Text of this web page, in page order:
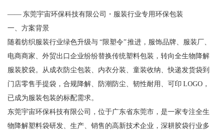
—— 东莞宇宙环保科技有限公司・服装行业专用环保包装
一、方案背景
随着纺织服装行业绿色升级与 “限塑令” 推进，服饰品牌、服装厂、
电商商家、外贸出口企业纷纷替换传统塑料包装，转向全生物降解
服装胶袋。从成衣防尘包装、内衣分装、童装收纳、快递发货袋到
门店零售手提袋，合规降解、防潮防尘、韧性耐用、可印 LOGO，
已成为服装包装的标配需求。
东莞宇宙环保科技有限公司，位于广东省东莞市，是一家专注全生
物降解塑料袋研发、生产、销售的高新技术企业，深耕胶袋行业多